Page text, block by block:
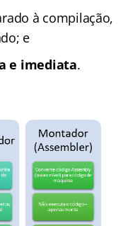
à compilação,
e
e imediata.